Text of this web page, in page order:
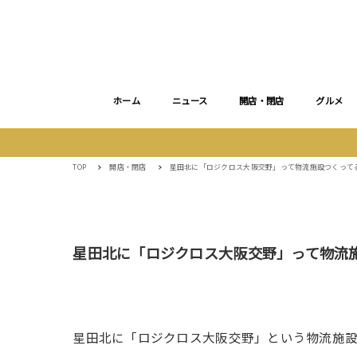
ホーム ニュース 開店・閉店 グルメ
TOP 開店・閉店 星田北に「ロジクロス大阪交野」って物流施設つくっ
星田北に「ロジクロス大阪交野」って物
星田北に「ロジクロス大阪交野」という物流施